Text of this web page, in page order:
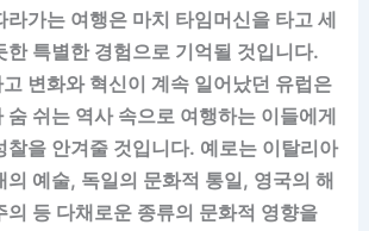
라가는 여행은 마치 타임머신을 타고 세
한 특별한 경험으로 기억될 것입니다.
변화와 혁신이 계속 일어났던 유럽은
숨 쉬는 역사 속으로 여행하는 이들에게
찰을 안겨줄 것입니다. 예로는 이탈리아
의 예술, 독일의 문화적 통일, 영국의 해
의 등 다채로운 종류의 문화적 영향을